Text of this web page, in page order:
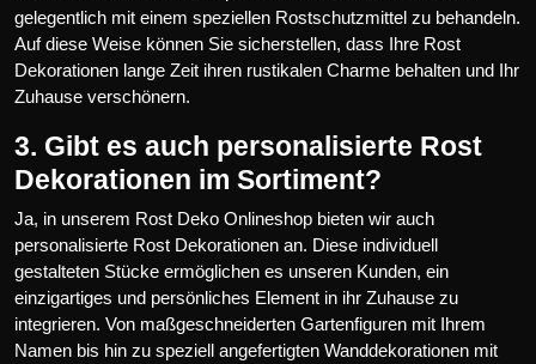
gelegentlich mit einem speziellen Rostschutzmittel zu behandeln.
Auf diese Weise können Sie sicherstellen, dass Ihre Rost
Dekorationen lange Zeit ihren rustikalen Charme behalten und Ihr
Zuhause verschönern.
3. Gibt es auch personalisierte Rost
Dekorationen im Sortiment?
Ja, in unserem Rost Deko Onlineshop bieten wir auch
personalisierte Rost Dekorationen an. Diese individuell
gestalteten Stücke ermöglichen es unseren Kunden, ein
einzigartiges und persönliches Element in ihr Zuhause zu
integrieren. Von maßgeschneiderten Gartenfiguren mit Ihrem
Namen bis hin zu speziell angefertigten Wanddekorationen mit